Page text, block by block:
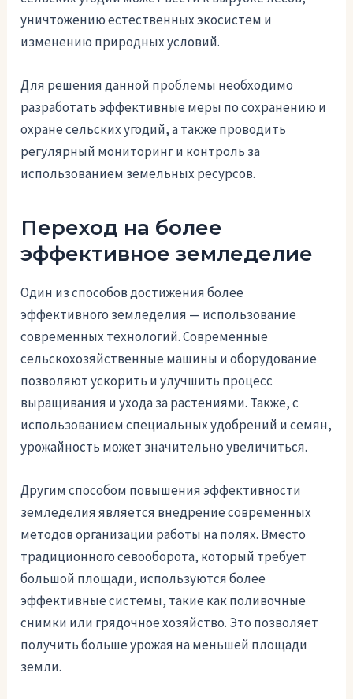
уничтожению естественных экосистем и
изменению природных условий.
Для решения данной проблемы необходимо
разработать эффективные меры по сохранению и
охране сельских угодий, а также проводить
регулярный мониторинг и контроль за
использованием земельных ресурсов.
Переход на более
эффективное земледелие
Один из способов достижения более
эффективного земледелия — использование
современных технологий. Современные
сельскохозяйственные машины и оборудование
позволяют ускорить и улучшить процесс
выращивания и ухода за растениями. Также, с
использованием специальных удобрений и семян,
урожайность может значительно увеличиться.
Другим способом повышения эффективности
земледелия является внедрение современных
методов организации работы на полях. Вместо
традиционного севооборота, который требует
большой площади, используются более
эффективные системы, такие как поливочные
снимки или грядочное хозяйство. Это позволяет
получить больше урожая на меньшей площади
земли.